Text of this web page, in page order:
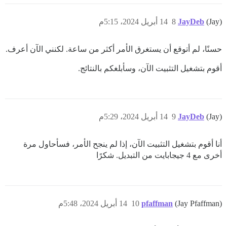
JayDeb (Jay) 14 أبريل 2024، 5:15م 8
حسنًا، لم أتوقع أن يستغرق الأمر أكثر من ساعة. لكنني الآن أعرف.
أقوم بتشغيل التثبيت الآن، وسأبلغكم بالنتائج.
JayDeb (Jay) 14 أبريل 2024، 5:29م 9
أنا أقوم بتشغيل التثبيت الآن، إذا لم ينجح الأمر، فسأحاول مرة
أخرى مع 4 جيجابايت من التبديل. شكرًا
pfaffman (Jay Pfaffman) 14 أبريل 2024، 5:48م 10